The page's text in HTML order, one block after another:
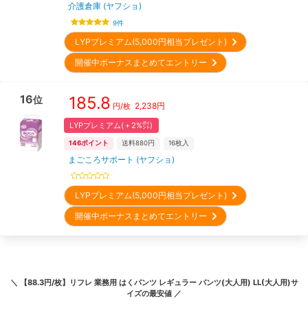
介護倉庫 (ヤフショ)
9件
LYPプレミアム(5,000円相当プレゼント)
開催中ボーナスまとめてエントリー
16位 185.8 円/枚 2,238円
LYPプレミアム(＋2%㌽)
146ポイント 送料880円 16枚入
まごころサポート (ヤフショ)
LYPプレミアム(5,000円相当プレゼント)
開催中ボーナスまとめてエントリー
＼
【88.3円/枚】リフレ 業務用 はくパンツ レギュラー パンツ(大人用) LL(大人用)サ
イズの最安値 ／